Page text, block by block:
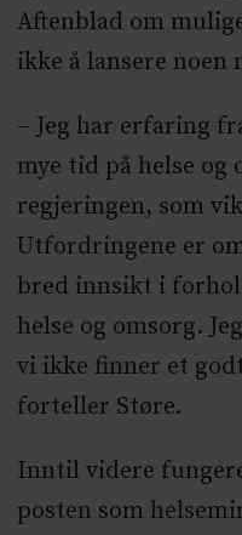
Aftenblad om
ikke å lansere
– Jeg har erfaring
mye tid på helse og
regjeringen, som
Utfordringene er
bred innsikt i
helse og omsorg.
vi ikke finner et
forteller Støre.
Inntil videre
posten som